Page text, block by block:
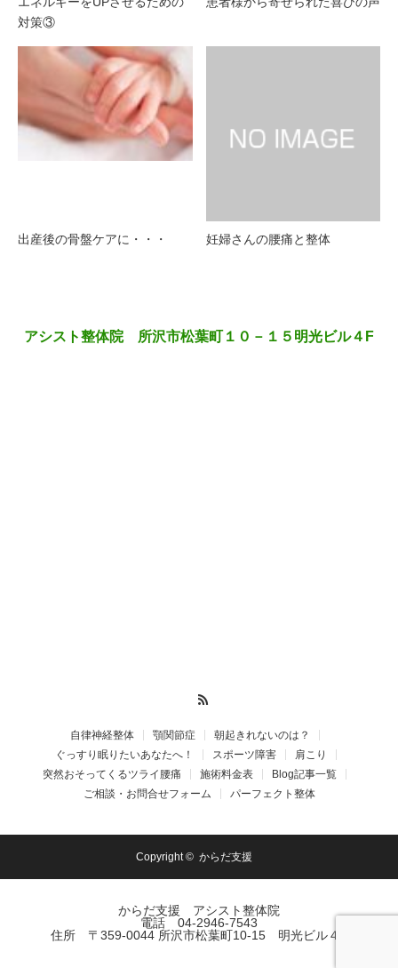
対策③
出産後の骨盤ケアに・・・ 妊婦さんの腰痛と整体
アシスト整体院 所沢市松葉町１０－１５明光ビル４F
自律神経整体 顎関節症
朝起きれないのは？
ぐっすり眠りたいあなたへ！
スポーツ障害
肩こり
突然おそってくるツライ腰痛
施術料金表
Blog記事一覧
ご相談・お問合せフォーム
パーフェクト整体
Copyright © からだ支援
からだ支援 アシスト整体院
電話 04-2946-7543
住所 〒359-0044 所沢市松葉町10-15 明光ビル４F